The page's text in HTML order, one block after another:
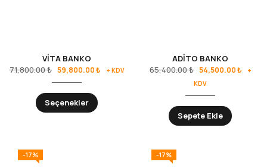
VİTA BANKO
71,800.00₺ 59,800.00₺ + KDV
Seçenekler
ADİTO BANKO
65,400.00₺ 54,500.00₺
+
KDV
Sepete Ekle
-17% -17%